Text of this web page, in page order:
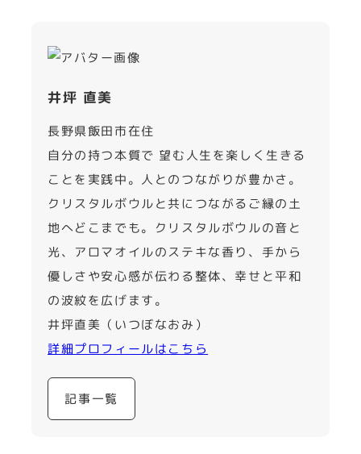
井坪 直美
長野県飯田市在住
自分の持つ本質で 望む人生を楽しく生きる
ことを実践中。人とのつながりが豊かさ。
クリスタルボウルと共につながるご縁の土
地へどこまでも。クリスタルボウルの音と
光、アロマオイルのステキな香り、手から
優しさや安心感が伝わる整体、幸せと平和
の波紋を広げます。
井坪直美（いつぼなおみ）
詳細プロフィールはこちら
記事一覧